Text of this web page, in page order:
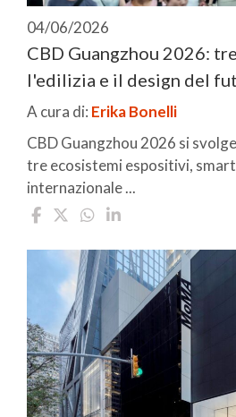
04/06/2026
CBD Guangzhou 2026:
l'edilizia e il design del
A cura di: Erika Bonelli
CBD Guangzhou 2026 si
tre ecosistemi espositivi,
internazionale ...